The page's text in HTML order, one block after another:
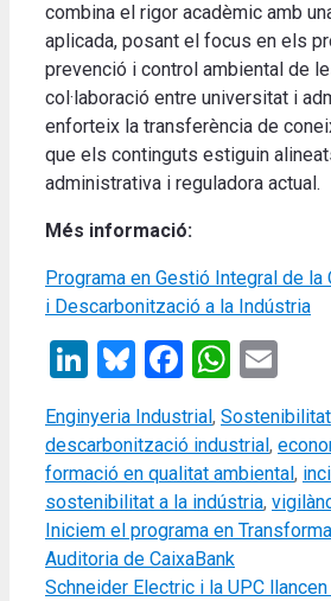
combina el rigor acadèmic amb
aplicada, posant el focus en els
prevenció i control ambiental de
col·laboració entre universitat i
enforteix la transferència de
que els continguts estiguin
administrativa i reguladora actual.
Més informació:
Programa en Gestió Integral de la
i Descarbonització a la Indústria
LinkedIn
Bluesky
Facebook
Categories
Enginyeria Industrial , Sostenibilitat
descarbonització industrial ,
formació en qualitat ambiental ,
sostenibilitat a la indústria,
Iniciem el programa en
Auditoria de CaixaBank
Schneider Electric i la UPC